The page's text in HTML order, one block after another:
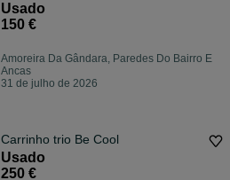
Usado
150 €
Amoreira Da Gândara, Paredes Do Bairro E
Ancas
31 de julho de 2026
Carrinho trio Be Cool
Usado
250 €